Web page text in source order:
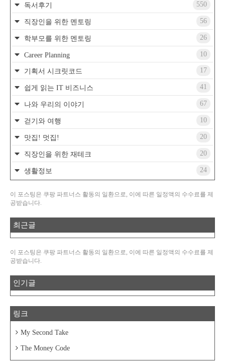
독서후기 550
직장인을 위한 멘토링 56
학부모를 위한 멘토링 26
Career Planning 10
기획서 시크릿코드 17
쉽게 읽는 IT 비즈니스 41
나와 우리의 이야기 67
걷기와 여행 10
맛집! 멋집! 20
직장인을 위한 재테크 20
생활정보 24
이 포스팅은 쿠팡 파트너스 활동의 일환으로, 이에 따른 일정액의 수수료를 제
공받습니다.
최근글
이 포스팅은 쿠팡 파트너스 활동의 일환으로, 이에 따른 일정액의 수수료를 제
공받습니다.
인기글
링크
My Second Take
The Money Code